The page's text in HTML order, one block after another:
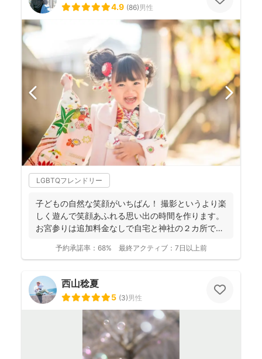
4.9 (86)男性
LGBTQフレンドリー
子どもの自然な笑顔がいちばん！ 撮影というより楽
しく遊んで笑顔あふれる思い出の時間を作ります。
お宮参りは追加料金なしで自宅と神社の２カ所で撮
予約承諾率： 68% 最終アクティブ： 7日以上前
西山稔夏
5 (3)男性